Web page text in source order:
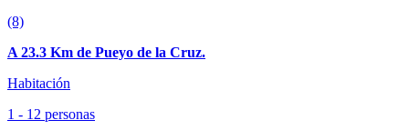
(8)
A 23.3 Km de Pueyo de la Cruz.
Habitación
1 - 12 personas